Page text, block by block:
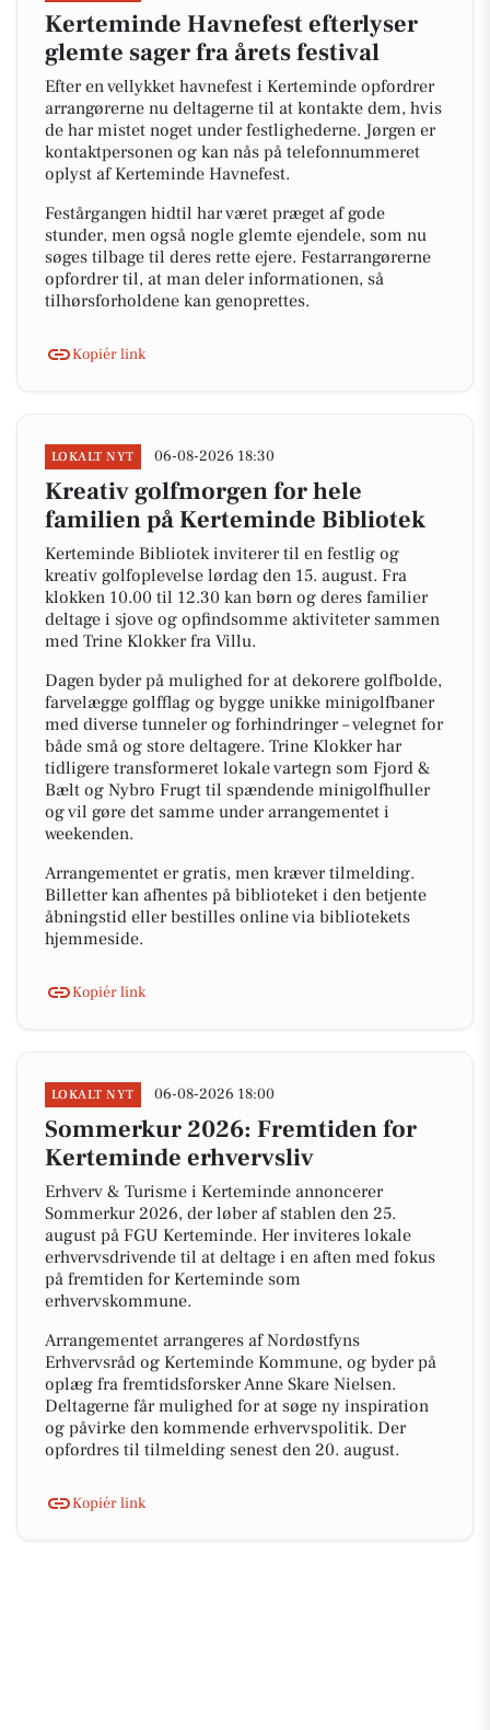
Kerteminde Havnefest efterlyser
glemte sager fra årets festival
Efter en vellykket havnefest i Kerteminde opfordrer
arrangørerne nu deltagerne til at kontakte dem, hvis
de har mistet noget under festlighederne. Jørgen er
kontaktpersonen og kan nås på telefonnummeret
oplyst af Kerteminde Havnefest.
Festårgangen hidtil har været præget af gode
stunder, men også nogle glemte ejendele, som nu
søges tilbage til deres rette ejere. Festarrangørerne
opfordrer til, at man deler informationen, så
tilhørsforholdene kan genoprettes.
Kopiér link
LOKALT NYT 06-08-2026 18:30
Kreativ golfmorgen for hele
familien på Kerteminde Bibliotek
Kerteminde Bibliotek inviterer til en festlig og
kreativ golfoplevelse lørdag den 15. august. Fra
klokken 10.00 til 12.30 kan børn og deres familier
deltage i sjove og opfindsomme aktiviteter sammen
med Trine Klokker fra Villu.
Dagen byder på mulighed for at dekorere golfbolde,
farvelægge golfflag og bygge unikke minigolfbaner
med diverse tunneler og forhindringer – velegnet for
både små og store deltagere. Trine Klokker har
tidligere transformeret lokale vartegn som Fjord &
Bælt og Nybro Frugt til spændende minigolfhuller
og vil gøre det samme under arrangementet i
weekenden.
Arrangementet er gratis, men kræver tilmelding.
Billetter kan afhentes på biblioteket i den betjente
åbningstid eller bestilles online via bibliotekets
hjemmeside.
Kopiér link
LOKALT NYT 06-08-2026 18:00
Sommerkur 2026: Fremtiden for
Kerteminde erhvervsliv
Erhverv & Turisme i Kerteminde annoncerer
Sommerkur 2026, der løber af stablen den 25.
august på FGU Kerteminde. Her inviteres lokale
erhvervsdrivende til at deltage i en aften med fokus
på fremtiden for Kerteminde som
erhvervskommune.
Arrangementet arrangeres af Nordøstfyns
Erhvervsråd og Kerteminde Kommune, og byder på
oplæg fra fremtidsforsker Anne Skare Nielsen.
Deltagerne får mulighed for at søge ny inspiration
og påvirke den kommende erhvervspolitik. Der
opfordres til tilmelding senest den 20. august.
Kopiér link